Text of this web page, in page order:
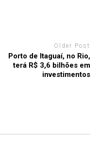
Older Post
Porto de Itaguaí, no Rio,
terá R$ 3,6 bilhões em
investimentos